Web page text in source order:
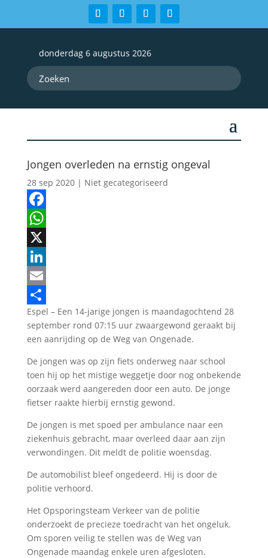
donderdag 6 augustus 2026
Jongen overleden na ernstig ongeval
28 sep 2020| Niet gecategoriseerd
Facebook
WhatsApp
X
LinkedIn
Email
Delen
Espel – Een 14-jarige jongen is maandagochtend 28
september rond 07:15 uur zwaargewond geraakt bij
een aanrijding op de Weg van Ongenade.
De jongen was op zijn fiets onderweg naar school
toen hij op het mistige weggetje door nog onbekende
oorzaak werd aangereden door een auto. De jonge
fietser raakte hierbij ernstig gewond.
De jongen is met spoed per ambulance naar een
ziekenhuis gebracht, maar overleed daar aan zijn
verwondingen. Dit meldt de politie woensdag.
De automobilist bleef ongedeerd. Hij is door de
politie verhoord.
Het Opsporingsteam Verkeer van de politie
onderzoekt de precieze toedracht van het ongeluk.
Om sporen veilig te stellen was de Weg van
Ongenade maandag enkele uren afgesloten.